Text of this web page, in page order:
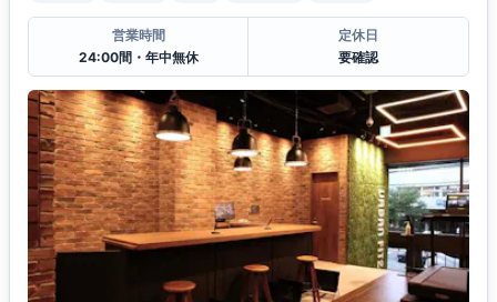
営業時間
24:00間・年中無休
定休日
要確認